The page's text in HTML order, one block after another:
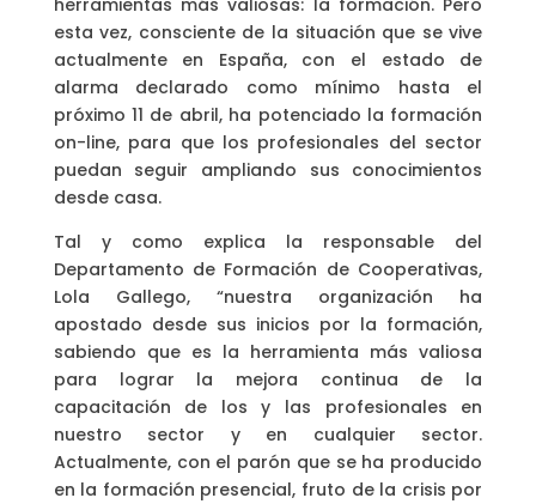
herramientas más valiosas: la formación. Pero
esta vez, consciente de la situación que se vive
actualmente en España, con el estado de
alarma declarado como mínimo hasta el
próximo 11 de abril, ha potenciado la formación
on-line, para que los profesionales del sector
puedan seguir ampliando sus conocimientos
desde casa.
Tal y como explica la responsable del
Departamento de Formación de Cooperativas,
Lola Gallego, “nuestra organización ha
apostado desde sus inicios por la formación,
sabiendo que es la herramienta más valiosa
para lograr la mejora continua de la
capacitación de los y las profesionales en
nuestro sector y en cualquier sector.
Actualmente, con el parón que se ha producido
en la formación presencial, fruto de la crisis por